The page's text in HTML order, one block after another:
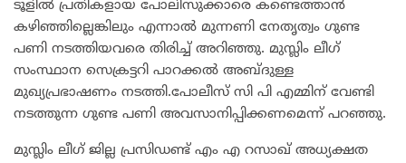
ടൂളിൽ പ്രതികളായ പോലിസുക്കാരെ കണ്ടെത്താൻ
കഴിഞ്ഞില്ലെങ്കിലും എന്നാൽ മുന്നണി നേതൃത്വം ഗുണ്ട
പണി നടത്തിയവരെ തിരിച്ച് അറിഞ്ഞു. മുസ്ലിം ലീഗ്
സംസ്ഥാന സെക്രട്ടറി പാറക്കൽ അബ്ദുള്ള
മുഖ്യപ്രഭാഷണം നടത്തി.പോലീസ് സി പി എമ്മിന് വേണ്ടി
നടത്തുന്ന ഗുണ്ട പണി അവസാനിപ്പിക്കണമെന്ന് പറഞ്ഞു.
മുസ്ലിം ലീഗ് ജില്ല പ്രസിഡണ്ട് എം എ റസാഖ് അധ്യക്ഷത